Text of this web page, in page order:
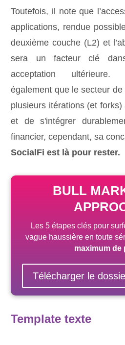
Toutefois, il note que
applications, rendue
deuxième couche (L2) et
sera un facteur clé
acceptation ultérieure.
également que le secteur
plusieurs itérations (et
et de s'intégrer
financier, cependant, sa
SocialFi est là pour rester.
BULL
Les 5 étapes clés pour
vague haussière en toute
maximum de
Télécharger le
Template texte